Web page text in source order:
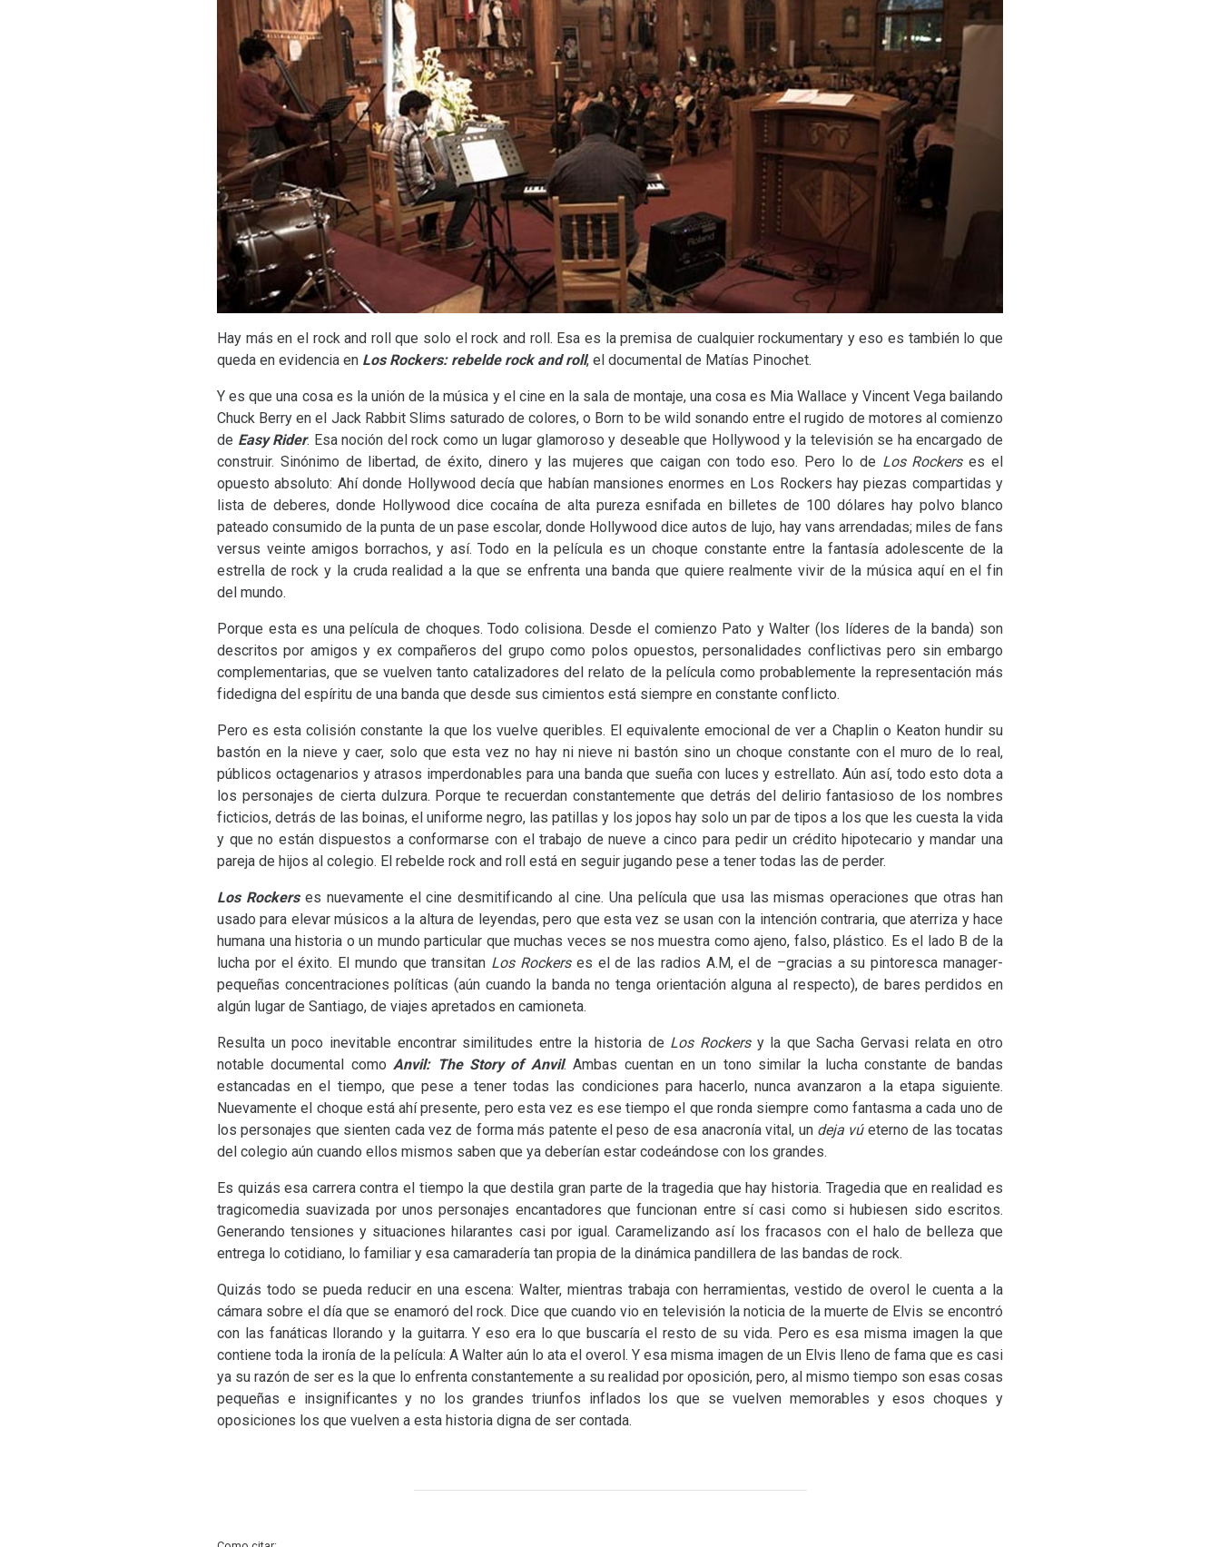
Hay más en el rock and roll que solo el rock and roll. Esa es la premisa de cualquier rockumentary y eso es también lo que
queda en evidencia en Los Rockers: rebelde rock and roll, el documental de Matías Pinochet.
Y es que una cosa es la unión de la música y el cine en la sala de montaje, una cosa es Mia Wallace y Vincent Vega bailando
Chuck Berry en el Jack Rabbit Slims saturado de colores, o Born to be wild sonando entre el rugido de motores al comienzo
de Easy Rider. Esa noción del rock como un lugar glamoroso y deseable que Hollywood y la televisión se ha encargado de
construir. Sinónimo de libertad, de éxito, dinero y las mujeres que caigan con todo eso. Pero lo de Los Rockerses el
opuesto absoluto: Ahí donde Hollywood decía que habían mansiones enormes en Los Rockers hay piezas compartidas y
lista de deberes, donde Hollywood dice cocaína de alta pureza esnifada en billetes de 100 dólares hay polvo blanco
pateado consumido de la punta de un pase escolar, donde Hollywood dice autos de lujo, hay vans arrendadas; miles de fans
versus veinte amigos borrachos, y así. Todo en la película es un choque constante entre la fantasía adolescente de la
estrella de rock y la cruda realidad a la que se enfrenta una banda que quiere realmente vivir de la música aquí en el fin
del mundo.
Porque esta es una película de choques. Todo colisiona. Desde el comienzo Pato y Walter (los líderes de la banda) son
descritos por amigos y ex compañeros del grupo como polos opuestos, personalidades conflictivas pero sin embargo
complementarias, que se vuelven tanto catalizadores del relato de la película como probablemente la representación más
fidedigna del espíritu de una banda que desde sus cimientos está siempre en constante conflicto.
Pero es esta colisión constante la que los vuelve queribles. El equivalente emocional de ver a Chaplin o Keaton hundir su
bastón en la nieve y caer, solo que esta vez no hay ni nieve ni bastón sino un choque constante con el muro de lo real,
públicos octagenarios y atrasos imperdonables para una banda que sueña con luces y estrellato. Aún así, todo esto dota a
los personajes de cierta dulzura. Porque te recuerdan constantemente que detrás del delirio fantasioso de los nombres
ficticios, detrás de las boinas, el uniforme negro, las patillas y los jopos hay solo un par de tipos a los que les cuesta la vida
y que no están dispuestos a conformarse con el trabajo de nueve a cinco para pedir un crédito hipotecario y mandar una
pareja de hijos al colegio. El rebelde rock and roll está en seguir jugando pese a tener todas las de perder.
Los Rockers es nuevamente el cine desmitificando al cine. Una película que usa las mismas operaciones que otras han
usado para elevar músicos a la altura de leyendas, pero que esta vez se usan con la intención contraria, que aterriza y hace
humana una historia o un mundo particular que muchas veces se nos muestra como ajeno, falso, plástico. Es el lado B de la
lucha por el éxito. El mundo que transitan Los Rockerses el de las radios A.M, el de –gracias a su pintoresca manager-
pequeñas concentraciones políticas (aún cuando la banda no tenga orientación alguna al respecto), de bares perdidos en
algún lugar de Santiago, de viajes apretados en camioneta.
Resulta un poco inevitable encontrar similitudes entre la historia de Los Rockers y la que Sacha Gervasi relata en otro
notable documental comoAnvil: The Story of Anvil. Ambas cuentan en un tono similar la lucha constante de bandas
estancadas en el tiempo, que pese a tener todas las condiciones para hacerlo, nunca avanzaron a la etapa siguiente.
Nuevamente el choque está ahí presente, pero esta vez es ese tiempo el que ronda siempre como fantasma a cada uno de
los personajes que sienten cada vez de forma más patente el peso de esa anacronía vital, undeja vúeterno de las tocatas
del colegio aún cuando ellos mismos saben que ya deberían estar codeándose con los grandes.
Es quizás esa carrera contra el tiempo la que destila gran parte de la tragedia que hay historia. Tragedia que en realidad es
tragicomedia suavizada por unos personajes encantadores que funcionan entre sí casi como si hubiesen sido escritos.
Generando tensiones y situaciones hilarantes casi por igual. Caramelizando así los fracasos con el halo de belleza que
entrega lo cotidiano, lo familiar y esa camaradería tan propia de la dinámica pandillera de las bandas de rock.
Quizás todo se pueda reducir en una escena: Walter, mientras trabaja con herramientas, vestido de overol le cuenta a la
cámara sobre el día que se enamoró del rock. Dice que cuando vio en televisión la noticia de la muerte de Elvis se encontró
con las fanáticas llorando y la guitarra. Y eso era lo que buscaría el resto de su vida. Pero es esa misma imagen la que
contiene toda la ironía de la película: A Walter aún lo ata el overol. Y esa misma imagen de un Elvis lleno de fama que es casi
ya su razón de ser es la que lo enfrenta constantemente a su realidad por oposición, pero, al mismo tiempo son esas cosas
pequeñas e insignificantes y no los grandes triunfos inflados los que se vuelven memorables y esos choques y
oposiciones los que vuelven a esta historia digna de ser contada.